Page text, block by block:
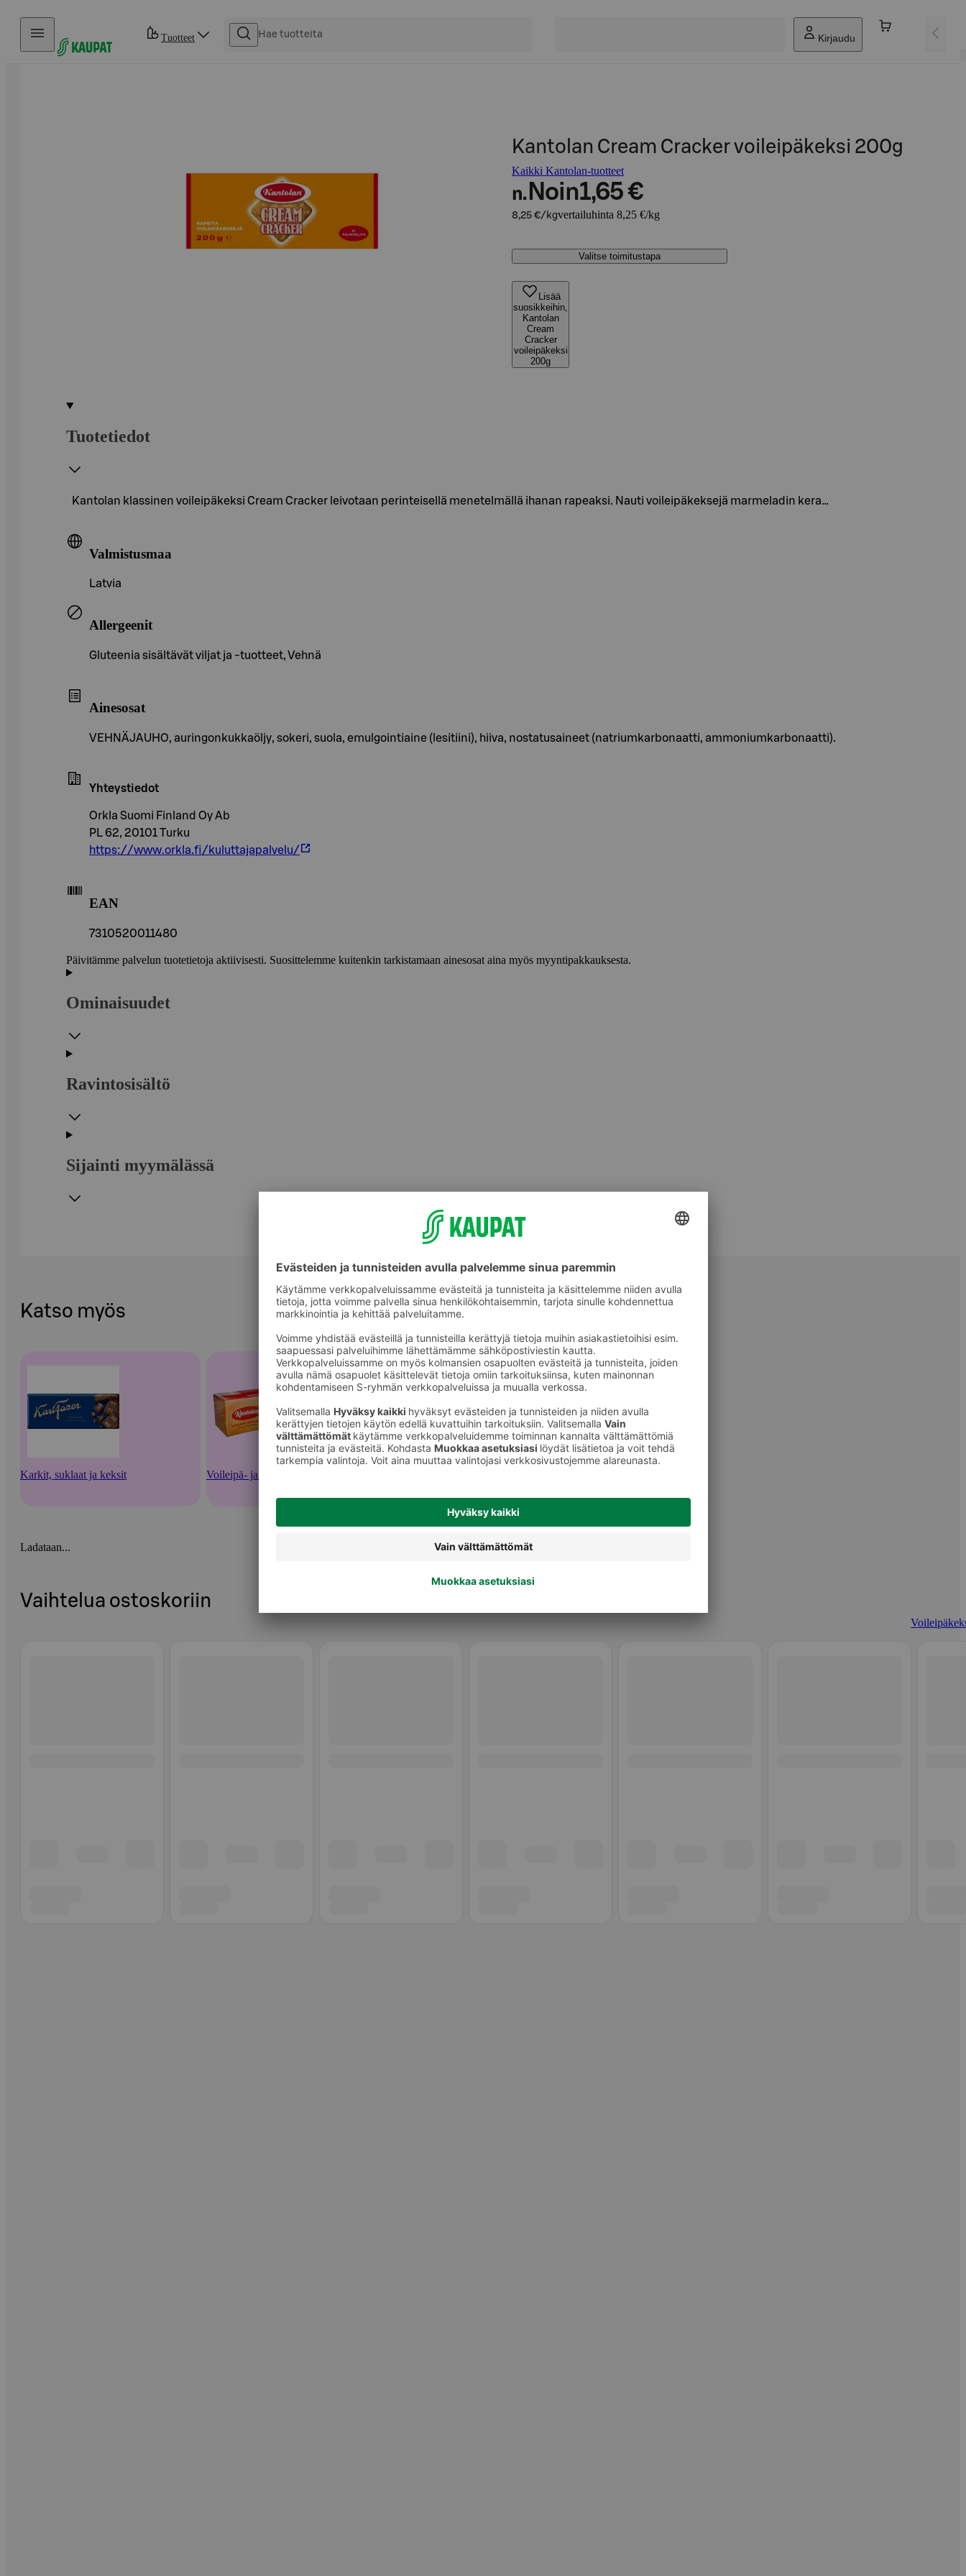
Hyppää sisältöön
Tuotteet Kirjaudu
Kantolan Cream Cracker voileipäkeksi 200g
Kaikki Kantolan-tuotteet
n. Noin1,65 €
8,25 €/kgvertailuhinta 8,25 €/kg
Valitse toimitustapa
Lisää
suosikkeihin,
Kantolan
Cream
Cracker
voileipäkeksi
200g
Tuotetiedot
Kantolan klassinen voileipäkeksi Cream Cracker leivotaan perinteisellä menetelmällä ihanan rapeaksi. Nauti voileipäkeksejä marmeladin kera…
Valmistusmaa
Latvia
Allergeenit
Gluteenia sisältävät viljat ja -tuotteet, Vehnä
Ainesosat
VEHNÄJAUHO, auringonkukkaöljy, sokeri, suola, emulgointiaine (lesitiini), hiiva, nostatusaineet (natriumkarbonaatti, ammoniumkarbonaatti).
Yhteystiedot
Orkla Suomi Finland Oy Ab
PL 62, 20101 Turku
https://www.orkla.fi/kuluttajapalvelu/
EAN
7310520011480
Päivitämme palvelun tuotetietoja aktiivisesti. Suosittelemme kuitenkin tarkistamaan ainesosat aina myös myyntipakkauksesta.
Ominaisuudet
Ravintosisältö
Sijainti myymälässä
Katso myös
Karkit, suklaat ja keksit Voileipä- ja suolakeksit
Ladataan...
Vaihtelua ostoskoriin